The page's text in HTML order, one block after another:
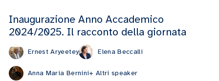
Inaugurazione Anno Accademico
2024/2025. Il racconto della giornata
Ernest Aryeetey Elena Beccalli
Anna Maria Bernini+ Altri speaker